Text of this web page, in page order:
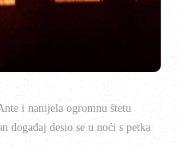
i nanijela ogromnu štetu
događaj desio se u noći s petka